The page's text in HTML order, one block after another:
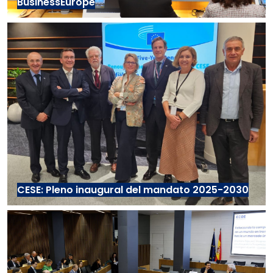
CESE: Pleno inaugural del mandato 2025-2030